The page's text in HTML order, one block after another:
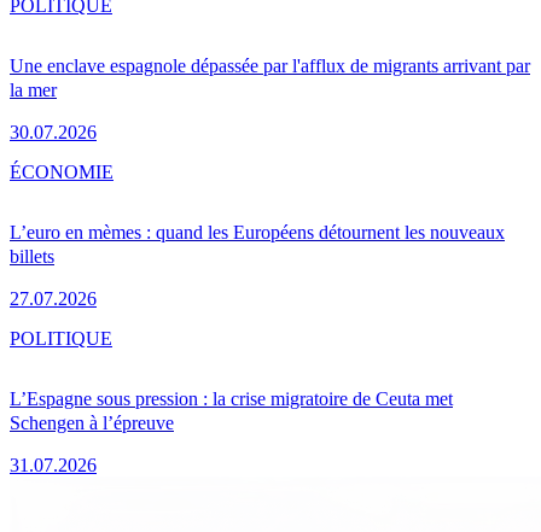
Une enclave espagnole dépassée par l'afflux de migrants arrivant par
la mer
30.07.2026
POLITIQUE
L’euro en mèmes : quand les Européens détournent les nouveaux
billets
27.07.2026
ÉCONOMIE
L’Espagne sous pression : la crise migratoire de Ceuta met
Schengen à l’épreuve
31.07.2026
POLITIQUE